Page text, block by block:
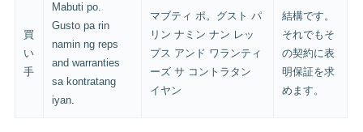
買
い
手
Mabuti po.
Gusto pa rin
namin ng reps
and warranties
sa kontratang
iyan.
マブティ ポ。グスト パ
リン ナミン ナン レッ
プス アンド ワランティ
ーズ サ コントラタン
イヤン
結構です。
それでもそ
の契約に表
明保証を求
めます。